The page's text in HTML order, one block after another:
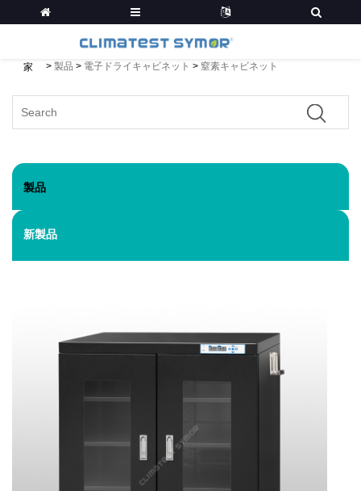
家 > 製品 > 電子ドライキャビネット > 窒素キャビネット
製品
新製品